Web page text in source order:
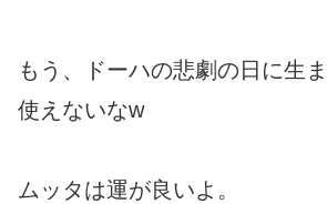
もう、ドーハの悲劇の日に生
使えないなw
ムッタは運が良いよ。